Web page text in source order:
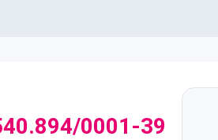
0001-39